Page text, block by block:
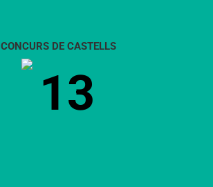
CONCURS DE CASTELLS
13